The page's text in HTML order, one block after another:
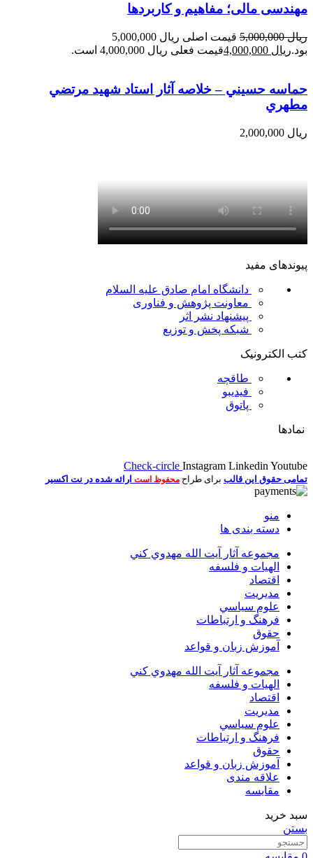
مهندسی مالی؛ مفاهیم و کاربردها
ریال5,000,000
قیمت اصلی ریال 5,000,000
بود.ریال قیمت فعلی ریال 4,000,000 است.
حماسه حسيني – خلاصه آثار استاد شهيد مرتضي
مطهري
ریال
پیوندهای مفید
دانشگاه امام صادق علیه السلام
معاونت پژوهش و فناوری
پیشنهاد نشر اثر
شبکه پخش و توزیع
کتب الکترونیک
طاقچه
فیدیبو
پاتوق
نمادها
Check-circle Instagram Linkedin Youtube
تمامی حقوق این قالب برای طراح محفوظ است ارائه شده در نت اکسیر
منو
دسته بندی ها
مجموعه آثار آيت الله مهدوي كني
الهیات و فلسفه
اقتصاد
مديريت
علوم سياسي
فرهنگ و ارتباطات
حقوق
آموزش زبان و قواعد
مجموعه آثار آيت الله مهدوي كني
الهیات و فلسفه
اقتصاد
مديريت
علوم سياسي
فرهنگ و ارتباطات
حقوق
آموزش زبان و قواعد
علاقه مندی
مقایسه
سبد خرید
بستن